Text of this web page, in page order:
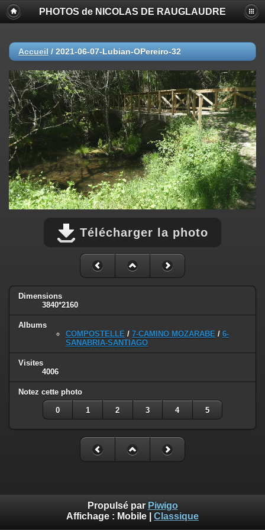
PHOTOS de NICOLAS DE RAUGLAUDRE
Accueil / 2021-06-07-Lubian-OPereiro-32
Télécharger la photo
Dimensions
3840*2160
Albums
COMPOSTELLE / 7-CAMINO MOZARABE / 6-
SANABRIA-SANTIAGO
Visites
4006
Notez cette photo
0 1 2 3 4 5
Propulsé par Piwigo
Affichage : Mobile Classique